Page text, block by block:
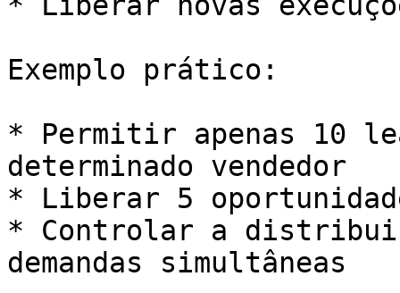
Exemplo prático:
* Permitir apenas 10
determinado vendedor
* Liberar 5
* Controlar a
demandas simultâneas